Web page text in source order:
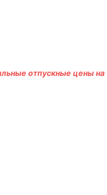
отпускные цены на